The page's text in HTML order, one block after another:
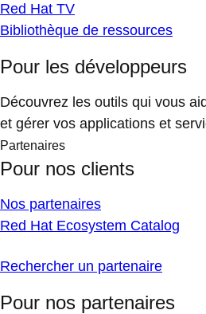
Red Hat TV
Bibliothèque de ressources
Pour les développeurs
Découvrez les outils qui vous
et gérer vos applications et
Partenaires
Pour nos clients
Nos partenaires
Red Hat Ecosystem Catalog
Rechercher un partenaire
Pour nos partenaires